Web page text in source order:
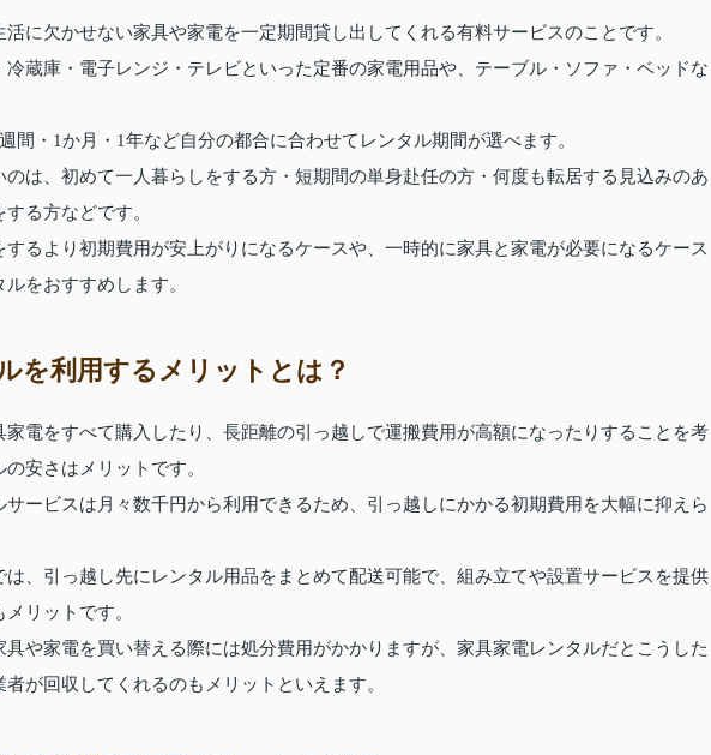
に欠かせない家具や家電を一定期間貸し出してくれる有料サービスのことです。
蔵庫・電子レンジ・テレビといった定番の家電用品や、テーブル・ソファ・ベッドな
間・1か月・1年など自分の都合に合わせてレンタル期間が選べます。
のは、初めて一人暮らしをする方・短期間の単身赴任の方・何度も転居する見込みのあ
る方などです。
るより初期費用が安上がりになるケースや、一時的に家具と家電が必要になるケース
をおすすめします。
を利用するメリットとは？
電をすべて購入したり、長距離の引っ越しで運搬費用が高額になったりすることを考
安さはメリットです。
ービスは月々数千円から利用できるため、引っ越しにかかる初期費用を大幅に抑えら
は、引っ越し先にレンタル用品をまとめて配送可能で、組み立てや設置サービスを提供
リットです。
具や家電を買い替える際には処分費用がかかりますが、家具家電レンタルだとこうした
が回収してくれるのもメリットといえます。